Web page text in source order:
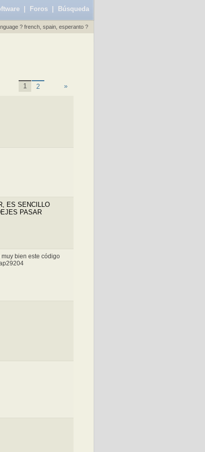
| Foros| Búsqueda
? french, spain, esperanto ?
1 2 »
ES SENCILLO
PASAR
bien este código